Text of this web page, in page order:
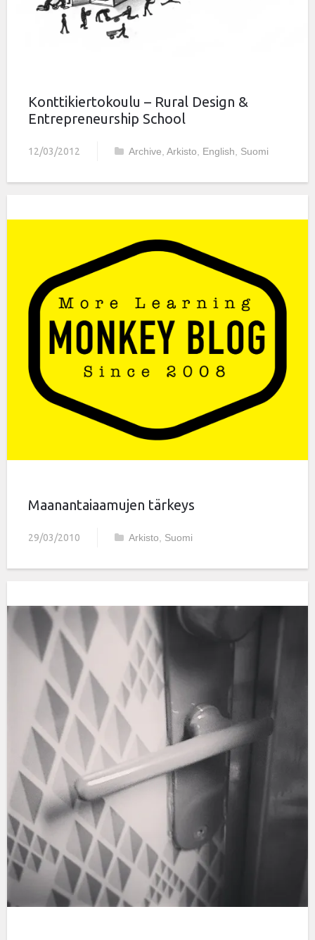
Konttikiertokoulu – Rural Design &
Entrepreneurship School
12/03/2012 Archive Arkisto English Suomi
Maanantaiaamujen tärkeys
29/03/2010 Arkisto, Suomi